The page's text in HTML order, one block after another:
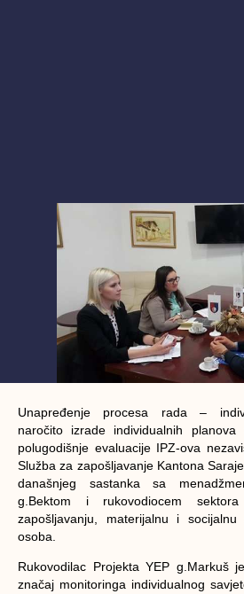
Unapređenje procesa rada –
naročito izrade individualnih
polugodišnje evaluacije IPZ-ova
Služba za zapošljavanje Kantona
današnjeg sastanka sa
g.Bektom i rukovodiocem
zapošljavanju, materijalnu i socijalnu
osoba.
Rukovodilac Projekta YEP g.Markuš
značaj monitoringa individualnog